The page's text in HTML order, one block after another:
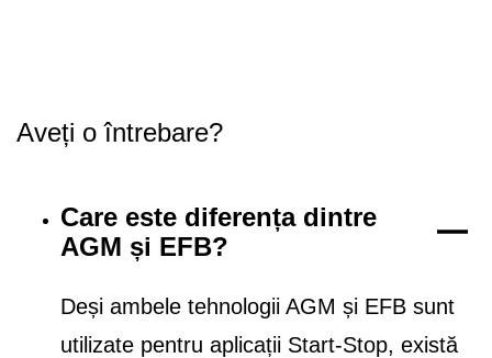
Aveți o întrebare?
Care este diferența dintre
AGM și EFB?
Deși ambele tehnologii AGM și EFB sunt
utilizate pentru aplicații Start-Stop, există